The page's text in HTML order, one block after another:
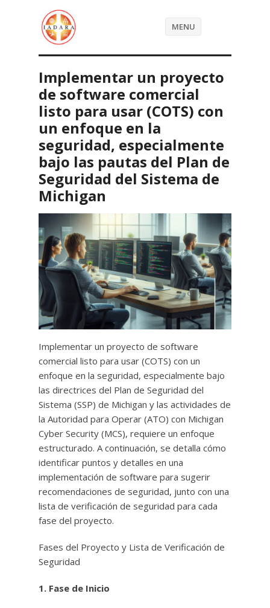
MENU
Implementar un proyecto
de software comercial
listo para usar (COTS) con
un enfoque en la
seguridad, especialmente
bajo las pautas del Plan de
Seguridad del Sistema de
Michigan
Implementar un proyecto de software
comercial listo para usar (COTS) con un
enfoque en la seguridad, especialmente bajo
las directrices del Plan de Seguridad del
Sistema (SSP) de Michigan y las actividades de
la Autoridad para Operar (ATO) con Michigan
Cyber ​​Security (MCS), requiere un enfoque
estructurado. A continuación, se detalla cómo
identificar puntos y detalles en una
implementación de software para sugerir
recomendaciones de seguridad, junto con una
lista de verificación de seguridad para cada
fase del proyecto.
Fases del Proyecto y Lista de Verificación de
Seguridad
1. Fase de Inicio